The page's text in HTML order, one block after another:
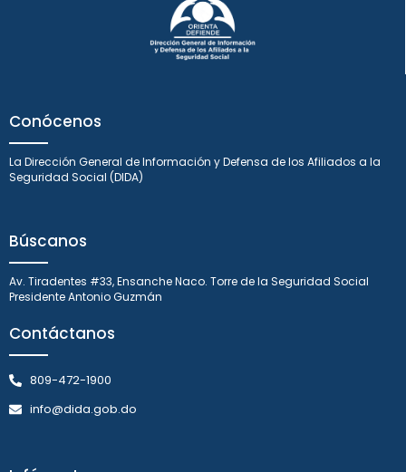
Conócenos
La Dirección General de Información y Defensa de los Afiliados a la
Seguridad Social (DIDA)
Búscanos
Av. Tiradentes #33, Ensanche Naco. Torre de la Seguridad Social
Presidente Antonio Guzmán
Contáctanos
809-472-1900
info@dida.gob.do